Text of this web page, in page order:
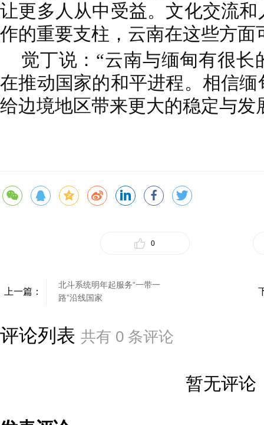
让更多人从中受益。文化交流
作的重要支柱，云南在这些方面
觉丁说：“云南与缅甸有很长
在推动国家的和平进程。相信
给边境地区带来更大的稳定与发
0
上一篇：
北斗系统明年起服务“一带一
路”沿线国家
评论列表 共有 0 条评论
暂无评论